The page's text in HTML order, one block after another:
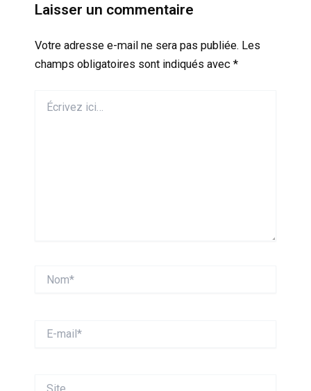
Laisser un commentaire
Votre adresse e-mail ne sera pas publiée. Les
champs obligatoires sont indiqués avec *
ici…
mail*